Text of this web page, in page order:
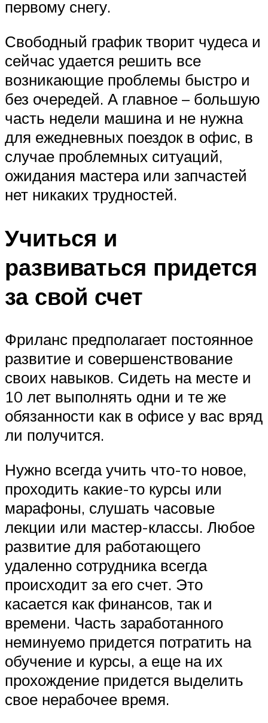
первому снегу.
Свободный график творит чудеса и
сейчас удается решить все
возникающие проблемы быстро и
без очередей. А главное – большую
часть недели машина и не нужна
для ежедневных поездок в офис, в
случае проблемных ситуаций,
ожидания мастера или запчастей
нет никаких трудностей.
Учиться и
развиваться придется
за свой счет
Фриланс предполагает постоянное
развитие и совершенствование
своих навыков. Сидеть на месте и
10 лет выполнять одни и те же
обязанности как в офисе у вас вряд
ли получится.
Нужно всегда учить что-то новое,
проходить какие-то курсы или
марафоны, слушать часовые
лекции или мастер-классы. Любое
развитие для работающего
удаленно сотрудника всегда
происходит за его счет. Это
касается как финансов, так и
времени. Часть заработанного
неминуемо придется потратить на
обучение и курсы, а еще на их
прохождение придется выделить
свое нерабочее время.